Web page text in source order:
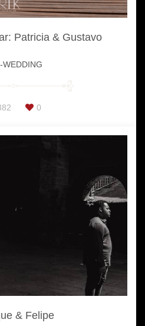
Patricia & Gustavo
WEDDING
0
& Felipe